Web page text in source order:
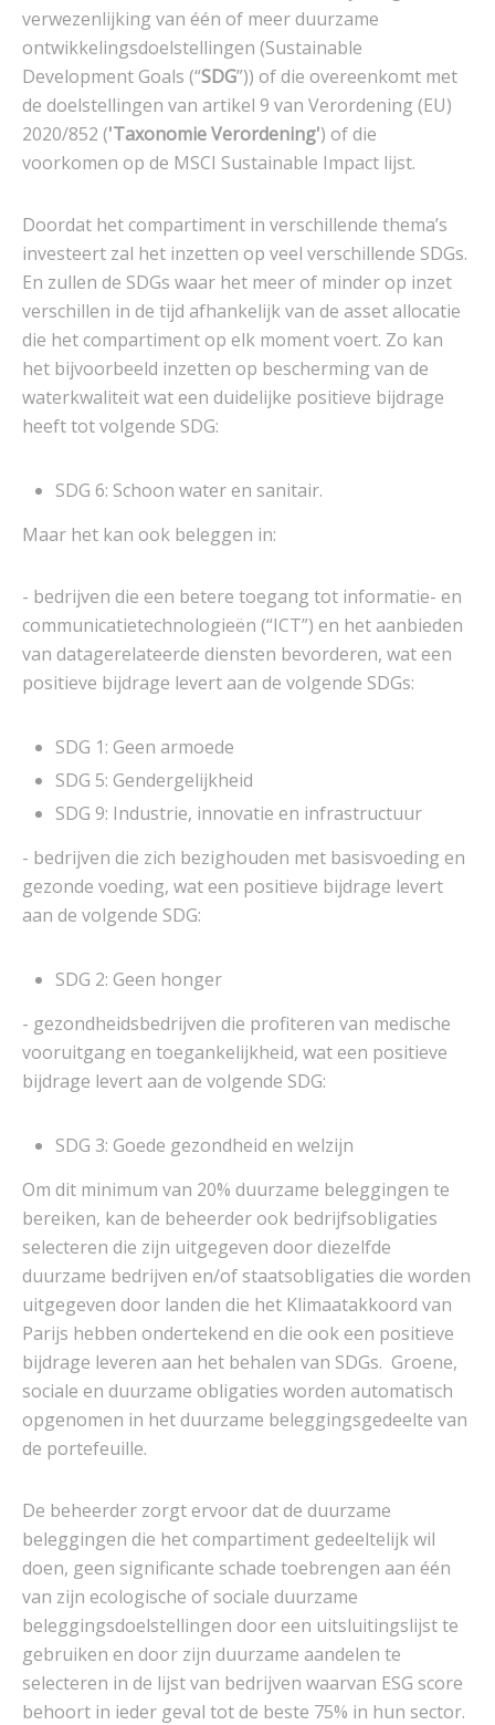
verwezenlijking van één of meer duurzame
ontwikkelingsdoelstellingen (Sustainable
Development Goals (“SDG”)) of die overeenkomt met
de doelstellingen van artikel 9 van Verordening (EU)
2020/852 ('Taxonomie Verordening') of die
voorkomen op de MSCI Sustainable Impact lijst.
Doordat het compartiment in verschillende thema’s
investeert zal het inzetten op veel verschillende SDGs.
En zullen de SDGs waar het meer of minder op inzet
verschillen in de tijd afhankelijk van de asset allocatie
die het compartiment op elk moment voert. Zo kan
het bijvoorbeeld inzetten op bescherming van de
waterkwaliteit wat een duidelijke positieve bijdrage
heeft tot volgende SDG:
SDG 6: Schoon water en sanitair.
Maar het kan ook beleggen in:
- bedrijven die een betere toegang tot informatie- en
communicatietechnologieën (“ICT”) en het aanbieden
van datagerelateerde diensten bevorderen, wat een
positieve bijdrage levert aan de volgende SDGs:
SDG 1: Geen armoede
SDG 5: Gendergelijkheid
SDG 9: Industrie, innovatie en infrastructuur
- bedrijven die zich bezighouden met basisvoeding en
gezonde voeding, wat een positieve bijdrage levert
aan de volgende SDG:
SDG 2: Geen honger
- gezondheidsbedrijven die profiteren van medische
vooruitgang en toegankelijkheid, wat een positieve
bijdrage levert aan de volgende SDG:
SDG 3: Goede gezondheid en welzijn
Om dit minimum van 20% duurzame beleggingen te
bereiken, kan de beheerder ook bedrijfsobligaties
selecteren die zijn uitgegeven door diezelfde
duurzame bedrijven en/of staatsobligaties die worden
uitgegeven door landen die het Klimaatakkoord van
Parijs hebben ondertekend en die ook een positieve
bijdrage leveren aan het behalen van SDGs. Groene,
sociale en duurzame obligaties worden automatisch
opgenomen in het duurzame beleggingsgedeelte van
de portefeuille.
De beheerder zorgt ervoor dat de duurzame
beleggingen die het compartiment gedeeltelijk wil
doen, geen significante schade toebrengen aan één
van zijn ecologische of sociale duurzame
beleggingsdoelstellingen door een uitsluitingslijst te
gebruiken en door zijn duurzame aandelen te
selecteren in de lijst van bedrijven waarvan ESG score
behoort in ieder geval tot de beste 75% in hun sector.